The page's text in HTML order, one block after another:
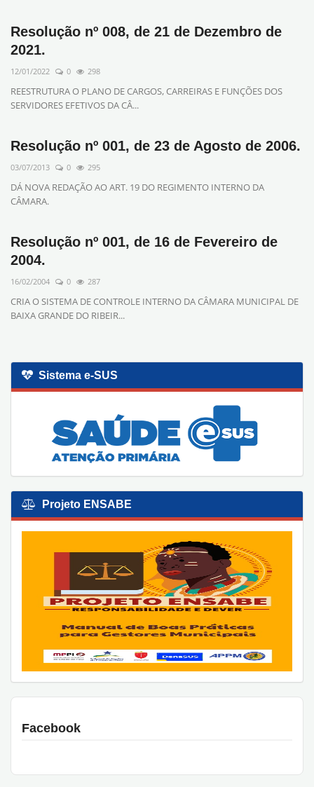
Resolução nº 008, de 21 de Dezembro de
2021.
12/01/2022 0 298
REESTRUTURA O PLANO DE CARGOS, CARREIRAS E FUNÇÕES DOS
SERVIDORES EFETIVOS DA CÂ...
Resolução nº 001, de 23 de Agosto de 2006.
03/07/2013 0 295
DÁ NOVA REDAÇÃO AO ART. 19 DO REGIMENTO INTERNO DA
CÂMARA.
Resolução nº 001, de 16 de Fevereiro de
2004.
16/02/2004 0 287
CRIA O SISTEMA DE CONTROLE INTERNO DA CÂMARA MUNICIPAL DE
BAIXA GRANDE DO RIBEIR...
Sistema e-SUS
Projeto ENSABE
Facebook